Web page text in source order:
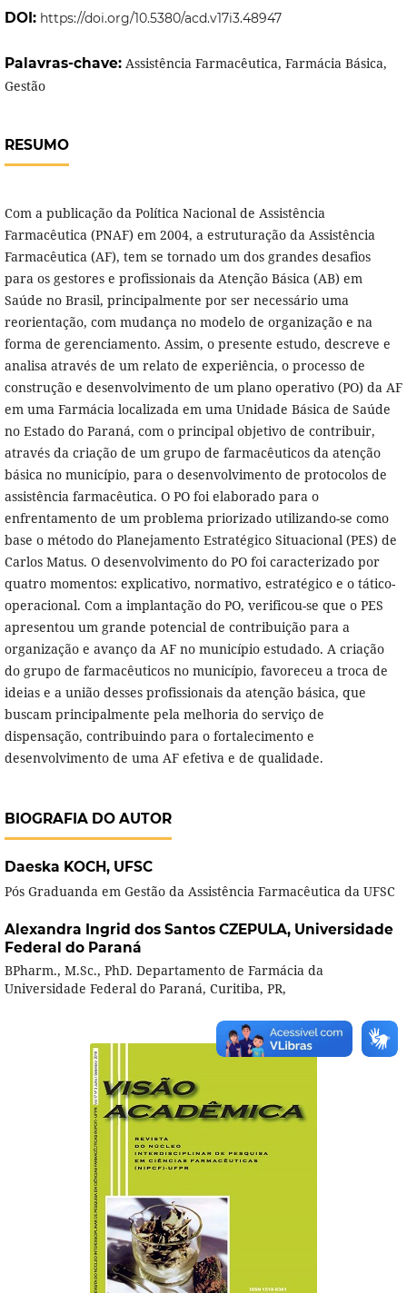
DOI: https://doi.org/10.5380/acd.v17i3.48947
Palavras-chave: Assistência Farmacêutica, Farmácia Básica,
Gestão
RESUMO
Com a publicação da Política Nacional de Assistência
Farmacêutica (PNAF) em 2004, a estruturação da Assistência
Farmacêutica (AF), tem se tornado um dos grandes desafios
para os gestores e profissionais da Atenção Básica (AB) em
Saúde no Brasil, principalmente por ser necessário uma
reorientação, com mudança no modelo de organização e na
forma de gerenciamento. Assim, o presente estudo, descreve e
analisa através de um relato de experiência, o processo de
construção e desenvolvimento de um plano operativo (PO) da AF
em uma Farmácia localizada em uma Unidade Básica de Saúde
no Estado do Paraná, com o principal objetivo de contribuir,
através da criação de um grupo de farmacêuticos da atenção
básica no município, para o desenvolvimento de protocolos de
assistência farmacêutica. O PO foi elaborado para o
enfrentamento de um problema priorizado utilizando-se como
base o método do Planejamento Estratégico Situacional (PES) de
Carlos Matus. O desenvolvimento do PO foi caracterizado por
quatro momentos: explicativo, normativo, estratégico e o tático-
operacional. Com a implantação do PO, verificou-se que o PES
apresentou um grande potencial de contribuição para a
organização e avanço da AF no município estudado. A criação
do grupo de farmacêuticos no município, favoreceu a troca de
ideias e a união desses profissionais da atenção básica, que
buscam principalmente pela melhoria do serviço de
dispensação, contribuindo para o fortalecimento e
desenvolvimento de uma AF efetiva e de qualidade.
BIOGRAFIA DO AUTOR
Daeska KOCH, UFSC
Pós Graduanda em Gestão da Assistência Farmacêutica da UFSC
Alexandra Ingrid dos Santos CZEPULA, Universidade
Federal do Paraná
BPharm., M.Sc., PhD. Departamento de Farmácia da
Universidade Federal do Paraná, Curitiba, PR,